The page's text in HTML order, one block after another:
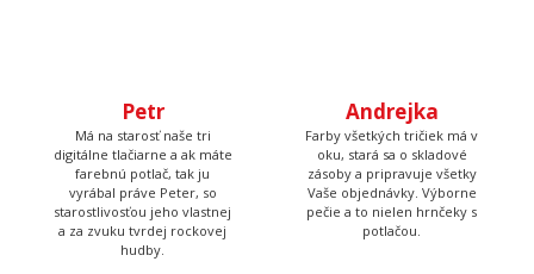
a za zvuku tvrdej rockovej
hudby.
potlačou.
Tadeáš
Má na starosť prípravu
textilu pred tlačou a
následné priradenie
Martina
Tá to nakoniec všetko
skontroluje, zabalí, prilepí